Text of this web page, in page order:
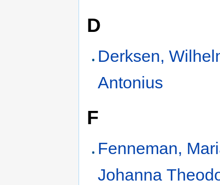
D
Derksen,
Antonius
F
Fenneman,
Johanna